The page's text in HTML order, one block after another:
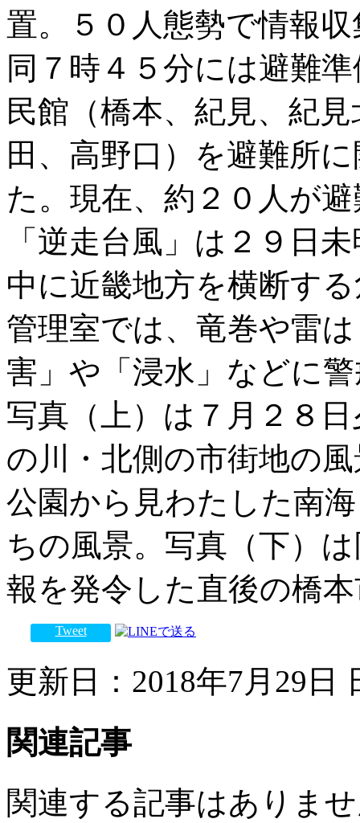
置。５０人態勢で情報
同７時４５分には避難
民館（橋本、紀見、紀
田、高野口）を避難所
た。現在、約２０人が
「逆走台風」は２９日
中に近畿地方を横断す
管理室では、竜巻や雷
害」や「浸水」などに
写真（上）は７月２８
の川・北側の市街地の
公園から見わたした南
ちの風景。写真（下）
報を発令した直後の橋
Tweet
更新日：2018年7月29日
関連記事
関連する記事はありま